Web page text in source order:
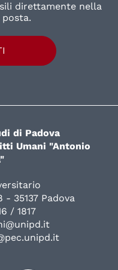
direttamente nella
di Padova
Umani "Antonio
- 35137 Padova
/ 1817